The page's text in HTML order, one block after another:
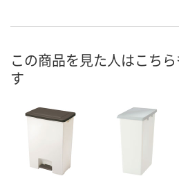
この商品を見た人はこち
す